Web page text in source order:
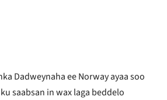
Dadweynaha ee Norway ayaa soo
saabsan in wax laga beddelo